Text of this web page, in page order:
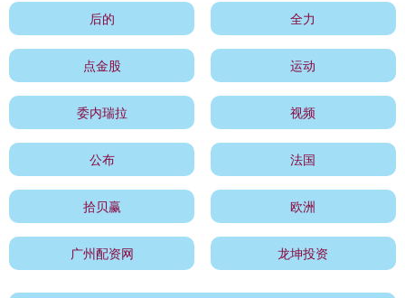
后的 全力
点金股 运动
委内瑞拉 视频
公布 法国
拾贝赢 欧洲
广州配资网 龙坤投资